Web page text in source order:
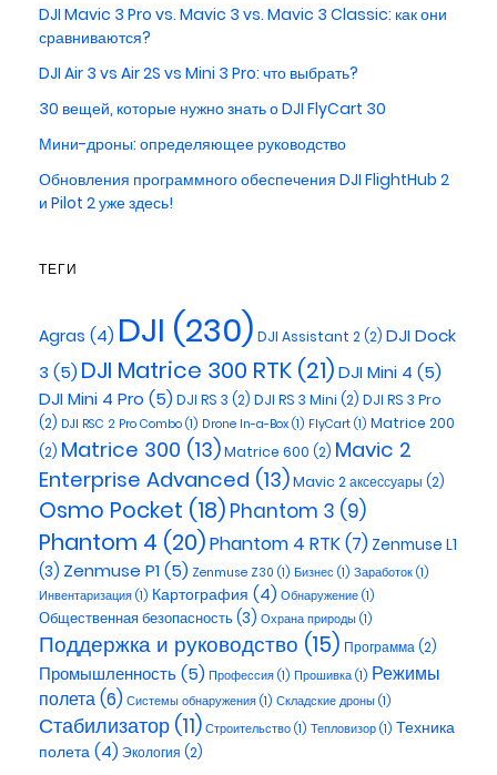
DJI Mavic 3 Pro vs. Mavic 3 vs. Mavic 3 Classic: как они
сравниваются?
DJI Air 3 vs Air 2S vs Mini 3 Pro: что выбрать?
30 вещей, которые нужно знать о DJI FlyCart 30
Мини-дроны: определяющее руководство
Обновления программного обеспечения DJI FlightHub 2
и Pilot 2 уже здесь!
ТЕГИ
Agras (4) DJI (230) DJI Assistant 2(2) DJI Dock
3 (5) DJI Matrice 300 RTK (21)DJI Mini 4 (5)
DJI Mini 4 Pro (5) DJI RS 3 (2) DJI RS 3 Mini (2) DJI RS 3 Pro
(2) DJI RSC 2 Pro Combo (1) Drone In-a-Box (1) FlyCart (1) Matrice 200
(2) Matrice 300 (13)Matrice 600 (2) Mavic 2
Enterprise Advanced (13)Mavic 2 аксессуары (2)
Osmo Pocket (18) Phantom 3 (9)
Phantom 4 (20)Phantom 4 RTK(7) Zenmuse L1
(3) Zenmuse P1(5) Zenmuse Z30 (1) Бизнес (1) Заработок (1)
Инвентаризация (1) Картография (4) Обнаружение (1)
Общественная безопасность(3) Охрана природы (1)
Поддержка и руководство (15) Программа(2)
Промышленность(5) Профессия (1) Прошивка (1) Режимы
полета(6) Системы обнаружения (1) Складские дроны (1)
Стабилизатор (11) Строительство (1) Тепловизор (1) Техника
полета (4) Экология (2)